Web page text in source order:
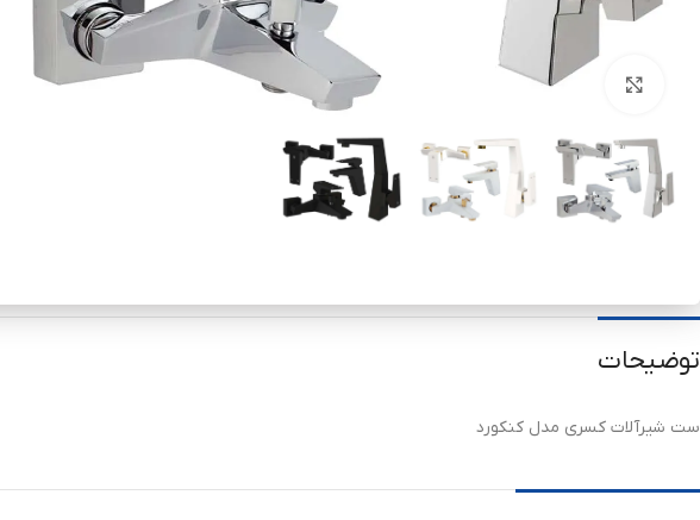
برای بزرگنمایی کلیک کنید
توضیحات
ست شیرآلات کسری مدل کنکورد